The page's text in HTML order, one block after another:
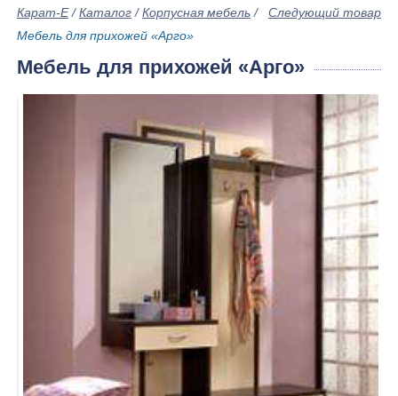
Следующий товар
Карат-Е/Каталог /Корпусная мебель /
Мебель для прихожей «Арго»
Мебель для прихожей «Арго»